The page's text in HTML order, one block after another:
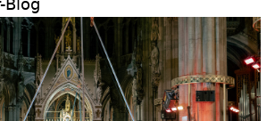
Blog